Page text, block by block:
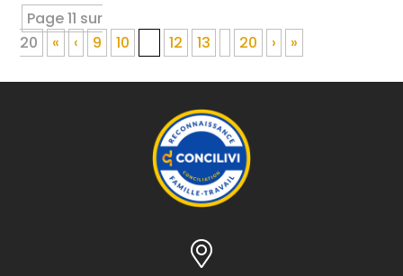
Page 11 sur
20
« ‹ 9 10 12 13 20 › »